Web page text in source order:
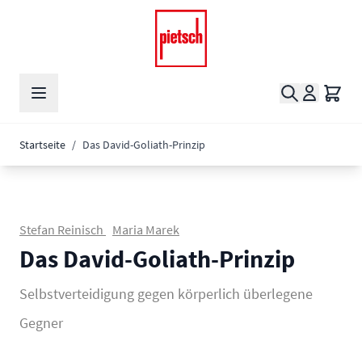
Suche
Startseite / Das David-Goliath-Prinzip
Stefan Reinisch Maria Marek
Das David-Goliath-Prinzip
Selbstverteidigung gegen körperlich überlegene
Gegner